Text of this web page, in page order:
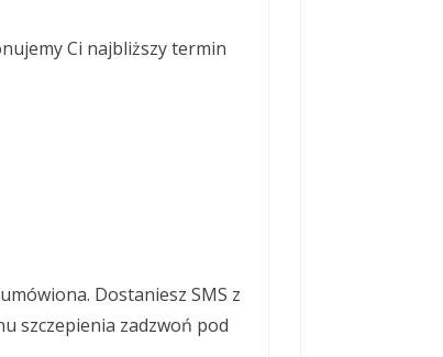
Ci najbliższy termin
Dostaniesz SMS z
szczepienia zadzwoń pod